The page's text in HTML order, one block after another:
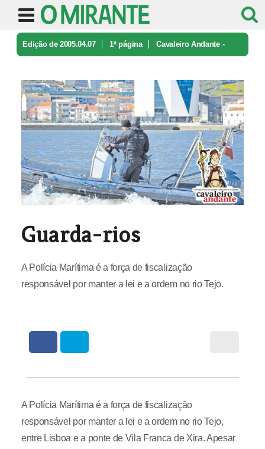
Edição de 2005.04.07 1ª página Cavaleiro Andante -
Guarda-rios
A Polícia Marítima é a força de fiscalização
responsável por manter a lei e a ordem no rio Tejo.
A Polícia Marítima é a força de fiscalização
responsável por manter a lei e a ordem no rio Tejo,
entre Lisboa e a ponte de Vila Franca de Xira. Apesar